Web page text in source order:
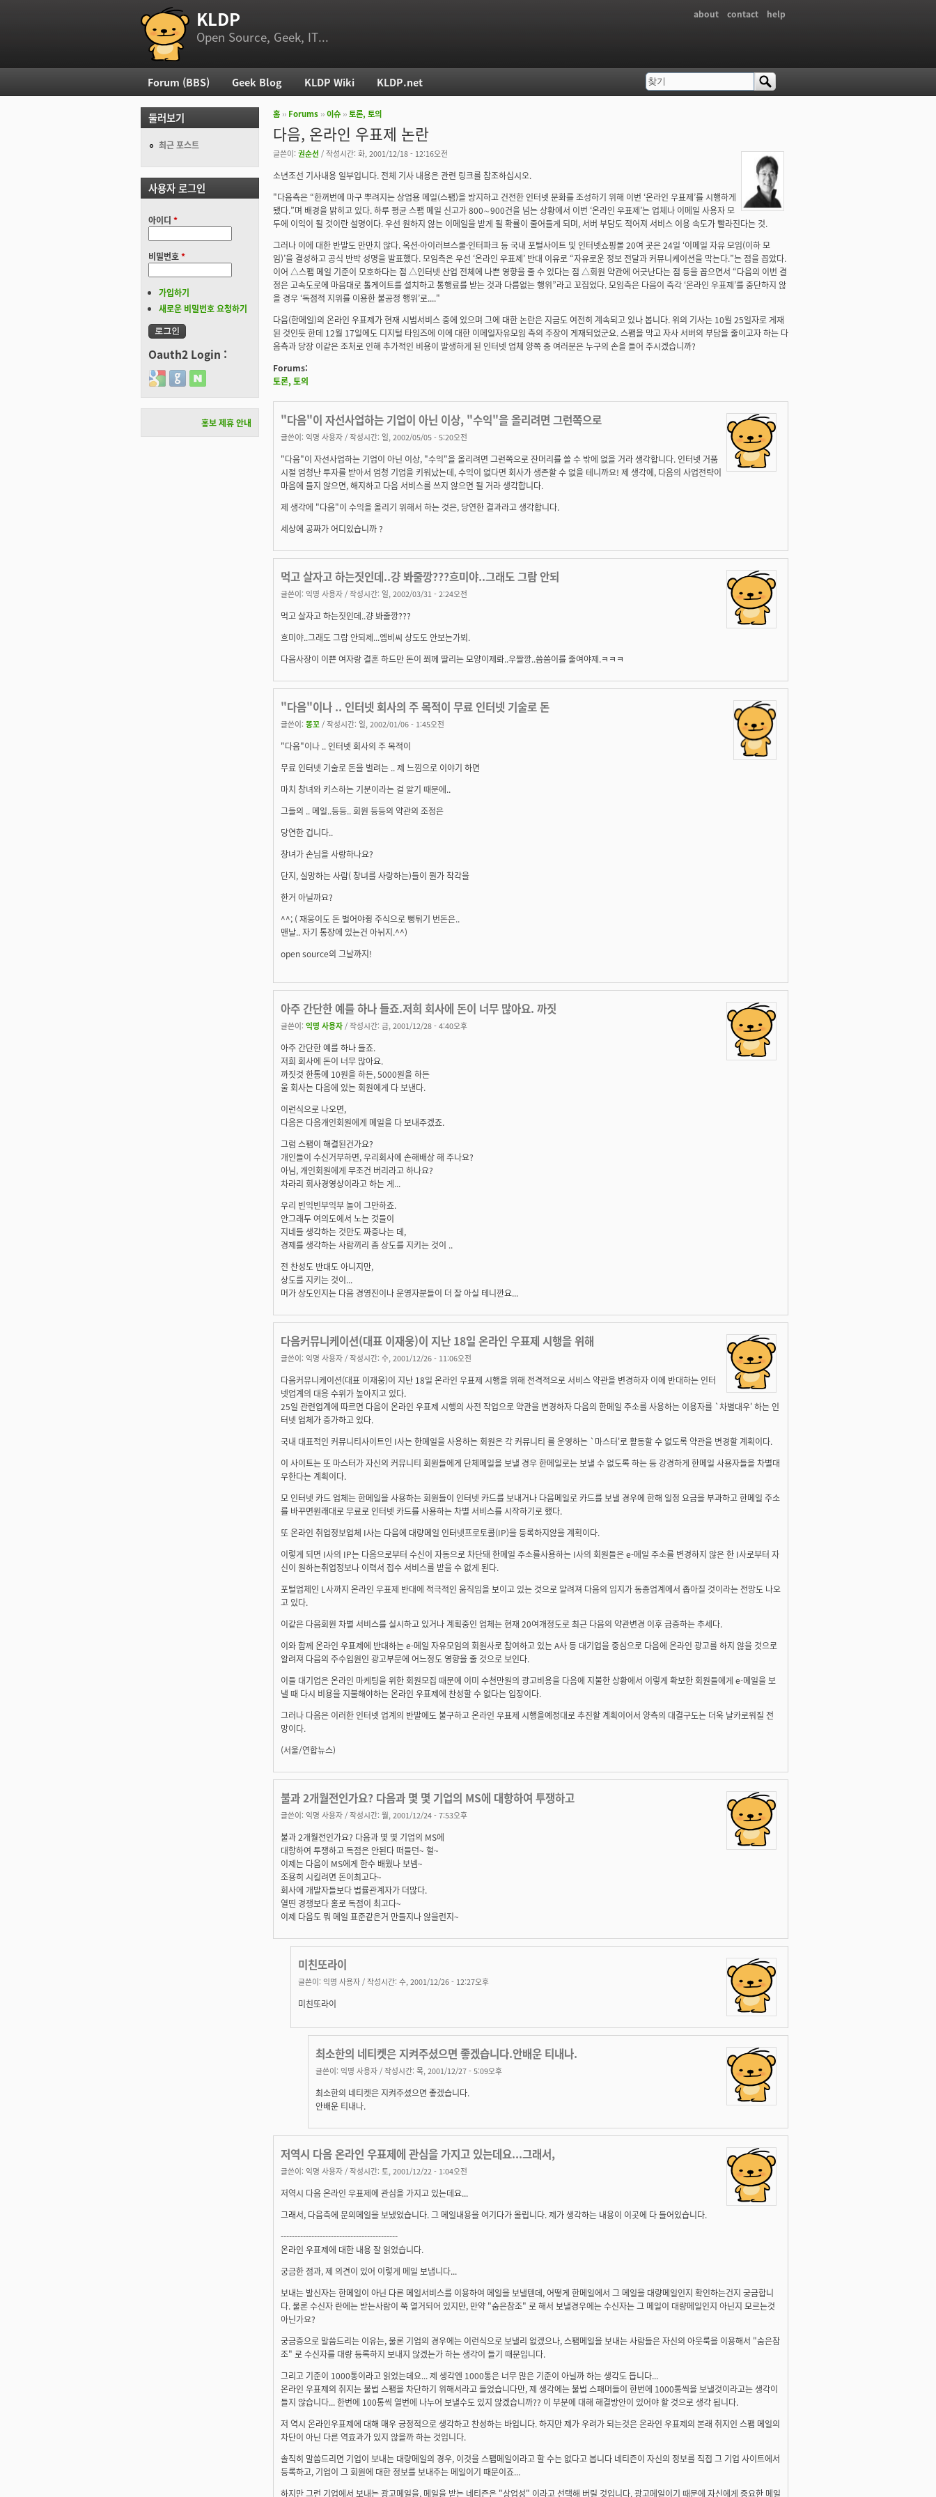
부 메뉴
about contact help
KLDP
Open Source, Geek, IT...
현재 위치
홈 ›› Forums ››이슈 ››토론, 토의
다음, 온라인 우표제 논란
글쓴이: 권순선 / 작성시간: 화, 2001/12/18 - 12:16오전
소년조선 기사내용 일부입니다. 전체 기사 내용은 관련 링크를 참조하십시오.
"다음측은 “한꺼번에 마구 뿌려지는 상업용 메일(스팸)을 방지하고 건전한 인터넷 문화를 조성하기 위해 이번 ‘온라인 우표제’를 시행하게
됐다.”며 배경을 밝히고 있다. 하루 평균 스팸 메일 신고가 800∼900건을 넘는 상황에서 이번 ‘온라인 우표제’는 업체나 이메일 사용자 모
두에 이익이 될 것이란 설명이다. 우선 원하지 않는 이메일을 받게 될 확률이 줄어들게 되며, 서버 부담도 적어져 서비스 이용 속도가 빨라진다는 것.
그러나 이에 대한 반발도 만만치 않다. 옥션·아이러브스쿨·인터파크 등 국내 포털사이트 및 인터넷쇼핑몰 20여 곳은 24일 ‘이메일 자유 모임(이하 모
임)’을 결성하고 공식 반박 성명을 발표했다. 모임측은 우선 ‘온라인 우표제’ 반대 이유로 “자유로운 정보 전달과 커뮤니케이션을 막는다.”는 점을 꼽았다.
이어 △스팸 메일 기준이 모호하다는 점 △인터넷 산업 전체에 나쁜 영향을 줄 수 있다는 점 △회원 약관에 어긋난다는 점 등을 꼽으면서 “다음의 이번 결
정은 고속도로에 마음대로 톨게이트를 설치하고 통행료를 받는 것과 다름없는 행위”라고 꼬집었다. 모임측은 다음이 즉각 ‘온라인 우표제’를 중단하지 않
을 경우 ‘독점적 지위를 이용한 불공정 행위’로...."
다음(한메일)의 온라인 우표제가 현재 시범서비스 중에 있으며 그에 대한 논란은 지금도 여전히 계속되고 있나 봅니다. 위의 기사는 10월 25일자로 게재
된 것인듯 한데 12월 17일에도 디지털 타임즈에 이에 대한 이메일자유모임 측의 주장이 게재되었군요. 스팸을 막고 자사 서버의 부담을 줄이고자 하는 다
음측과 당장 이같은 조처로 인해 추가적인 비용이 발생하게 된 인터넷 업체 양쪽 중 여러분은 누구의 손을 들어 주시겠습니까?
Forums:
토론, 토의
"다음"이 자선사업하는 기업이 아닌 이상, "수익"을 올리려면 그런쪽으로
글쓴이: 익명 사용자 / 작성시간: 일, 2002/05/05 - 5:20오전
"다음"이 자선사업하는 기업이 아닌 이상, "수익"을 올리려면 그런쪽으로 잔머리를 쓸 수 밖에 없을 거라 생각합니다. 인터넷 거품
시절 엄청난 투자를 받아서 엄청 기업을 키워났는데, 수익이 없다면 회사가 생존할 수 없을 테니까요! 제 생각에, 다음의 사업전략이
마음에 들지 않으면, 해지하고 다음 서비스를 쓰지 않으면 될 거라 생각합니다.
제 생각에 "다음"이 수익을 올리기 위해서 하는 것은, 당연한 결과라고 생각합니다.
세상에 공짜가 어디있습니까 ?
먹고 살자고 하는짓인데..걍 봐줄깡???흐미야..그래도 그람 안되
글쓴이: 익명 사용자 / 작성시간: 일, 2002/03/31 - 2:24오전
먹고 살자고 하는짓인데..걍 봐줄깡???
흐미야..그래도 그람 안되제...엠비씨 상도도 안보는가뵈.
다음사장이 이쁜 여자랑 결혼 하드만 돈이 쬐께 딸리는 모양이제롸..우짤깡..씀씀이를 줄여야제.ㅋㅋㅋ
"다음"이나 .. 인터넷 회사의 주 목적이 무료 인터넷 기술로 돈
글쓴이: 똥꼬 / 작성시간: 일, 2002/01/06 - 1:45오전
"다음"이나 .. 인터넷 회사의 주 목적이
무료 인터넷 기술로 돈을 벌려는 .. 제 느낌으로 이야기 하면
마치 창녀와 키스하는 기분이라는 걸 알기 때문에..
그들의 .. 메일..등등.. 회원 등등의 약관의 조정은
당연한 겁니다..
창녀가 손님을 사랑하나요?
단지, 실망하는 사람( 창녀를 사랑하는)들이 뭔가 착각을
한거 아닐까요?
^^; ( 재웅이도 돈 벌어야쥥 주식으로 뻥튀기 번돈은..
맨날.. 자기 통장에 있는건 아뉘지.^^)
open source의 그날까지!
아주 간단한 예를 하나 들죠.저희 회사에 돈이 너무 많아요. 까짓
글쓴이: 익명 사용자 / 작성시간: 금, 2001/12/28 - 4:40오후
아주 간단한 예를 하나 들죠.
저희 회사에 돈이 너무 많아요.
까짓것 한통에 10원을 하든, 5000원을 하든
울 회사는 다음에 있는 회원에게 다 보낸다.
이런식으로 나오면,
다음은 다음개인회원에게 메일을 다 보내주겠죠.
그럼 스팸이 해결된건가요?
개인들이 수신거부하면, 우리회사에 손해배상 해 주나요?
아님, 개인회원에게 무조건 버리라고 하나요?
차라리 회사경영상이라고 하는 게...
우리 빈익빈부익부 놀이 그만하죠.
안그래두 여의도에서 노는 것들이
지네들 생각하는 것만도 짜증나는 데,
경제를 생각하는 사람끼리 좀 상도를 지키는 것이 ..
전 찬성도 반대도 아니지만,
상도를 지키는 것이...
머가 상도인지는 다음 경영진이나 운영자분들이 더 잘 아실 테니깐요...
다음커뮤니케이션(대표 이재웅)이 지난 18일 온라인 우표제 시행을 위해
글쓴이: 익명 사용자 / 작성시간: 수, 2001/12/26 - 11:06오전
다음커뮤니케이션(대표 이재웅)이 지난 18일 온라인 우표제 시행을 위해 전격적으로 서비스 약관을 변경하자 이에 반대하는 인터
넷업계의 대응 수위가 높아지고 있다.
25일 관련업계에 따르면 다음이 온라인 우표제 시행의 사전 작업으로 약관을 변경하자 다음의 한메일 주소를 사용하는 이용자를 `차별대우' 하는 인
터넷 업체가 증가하고 있다.
국내 대표적인 커뮤니티사이트인 I사는 한메일을 사용하는 회원은 각 커뮤니티 를 운영하는 `마스터'로 활동할 수 없도록 약관을 변경할 계획이다.
이 사이트는 또 마스터가 자신의 커뮤니티 회원들에게 단체메일을 보낼 경우 한메일로는 보낼 수 없도록 하는 등 강경하게 한메일 사용자들을 차별대
우한다는 계획이다.
모 인터넷 카드 업체는 한메일을 사용하는 회원들이 인터넷 카드를 보내거나 다음메일로 카드를 보낼 경우에 한해 일정 요금을 부과하고 한메일 주소
를 바꾸면원래대로 무료로 인터넷 카드를 사용하는 차별 서비스를 시작하기로 했다.
또 온라인 취업정보업체 I사는 다음에 대량메일 인터넷프로토콜(IP)을 등록하지않을 계획이다.
이렇게 되면 I사의 IP는 다음으로부터 수신이 자동으로 차단돼 한메일 주소를사용하는 I사의 회원들은 e-메일 주소를 변경하지 않은 한 I사로부터 자
신이 원하는취업정보나 이력서 접수 서비스를 받을 수 없게 된다.
포털업체인 L사까지 온라인 우표제 반대에 적극적인 움직임을 보이고 있는 것으로 알려져 다음의 입지가 동종업계에서 좁아질 것이라는 전망도 나오
고 있다.
이같은 다음회원 차별 서비스를 실시하고 있거나 계획중인 업체는 현재 20여개정도로 최근 다음의 약관변경 이후 급증하는 추세다.
이와 함께 온라인 우표제에 반대하는 e-메일 자유모임의 회원사로 참여하고 있는 A사 등 대기업을 중심으로 다음에 온라인 광고를 하지 않을 것으로
알려져 다음의 주수입원인 광고부문에 어느정도 영향을 줄 것으로 보인다.
이들 대기업은 온라인 마케팅을 위한 회원모집 때문에 이미 수천만원의 광고비용을 다음에 지불한 상황에서 이렇게 확보한 회원들에게 e-메일을 보
낼 때 다시 비용을 지불해야하는 온라인 우표제에 찬성할 수 없다는 입장이다.
그러나 다음은 이러한 인터넷 업계의 반발에도 불구하고 온라인 우표제 시행을예정대로 추진할 계획이어서 양측의 대결구도는 더욱 날카로워질 전
망이다.
(서울/연합뉴스)
불과 2개월전인가요? 다음과 몇 몇 기업의 MS에 대항하여 투쟁하고
글쓴이: 익명 사용자 / 작성시간: 월, 2001/12/24 - 7:53오후
불과 2개월전인가요? 다음과 몇 몇 기업의 MS에
대항하여 투쟁하고 독점은 안된다 떠들던~ 헐~
이제는 다음이 MS에게 한수 배웠나 보넴~
조용히 시킬려면 돈이최고다~
회사에 개발자들보다 법률관계자가 더많다.
열띤 경쟁보다 홀로 독점이 최고다~
이제 다음도 뭐 메일 표준같은거 만들지나 않을런지~
미친또라이
글쓴이: 익명 사용자 / 작성시간: 수, 2001/12/26 - 12:27오후
미친또라이
최소한의 네티켓은 지켜주셨으면 좋겠습니다.안배운 티내나.
글쓴이: 익명 사용자 / 작성시간: 목, 2001/12/27 - 5:09오후
최소한의 네티켓은 지켜주셨으면 좋겠습니다.
안배운 티내나.
저역시 다음 온라인 우표제에 관심을 가지고 있는데요...그래서,
글쓴이: 익명 사용자 / 작성시간: 토, 2001/12/22 - 1:04오전
저역시 다음 온라인 우표제에 관심을 가지고 있는데요...
그래서, 다음측에 문의메일을 보냈었습니다. 그 메일내용을 여기다가 올립니다. 제가 생각하는 내용이 이곳에 다 들어있습니다.
------------------------------------------
온라인 우표제에 대한 내용 잘 읽었습니다.
궁금한 점과, 제 의견이 있어 이렇게 메일 보냅니다...
보내는 발신자는 한메일이 아닌 다른 메일서비스를 이용하여 메일을 보낼텐데, 어떻게 한메일에서 그 메일을 대량메일인지 확인하는건지 궁금합니
다. 물론 수신자 란에는 받는사람이 쭉 열거되어 있지만, 만약 "숨은참조" 로 해서 보낼경우에는 수신자는 그 메일이 대량메일인지 아닌지 모르는것
아닌가요?
궁금증으로 말씀드리는 이유는, 물론 기업의 경우에는 이런식으로 보낼리 없겠으나, 스팸메일을 보내는 사람들은 자신의 아웃룩을 이용해서 "숨은참
조" 로 수신자를 대량 등록하지 보내지 않겠는가 하는 생각이 들기 때문입니다.
그리고 기준이 1000통이라고 읽었는데요... 제 생각엔 1000통은 너무 많은 기준이 아닐까 하는 생각도 듭니다...
온라인 우표제의 취지는 불법 스팸을 차단하기 위해서라고 들었습니다만, 제 생각에는 불법 스패머들이 한번에 1000통씩을 보낼것이라고는 생각이
들지 않습니다... 한번에 100통씩 열번에 나누어 보낼수도 있지 않겠습니까?? 이 부분에 대해 해결방안이 있어야 할 것으로 생각 됩니다.
저 역시 온라인우표제에 대해 매우 긍정적으로 생각하고 찬성하는 바입니다. 하지만 제가 우려가 되는것은 온라인 우표제의 본래 취지인 스팸 메일의
차단이 아닌 다른 역효과가 있지 않을까 하는 것입니다.
솔직히 말씀드리면 기업이 보내는 대량메일의 경우, 이것을 스팸메일이라고 할 수는 없다고 봅니다 네티즌이 자신의 정보를 직접 그 기업 사이트에서
등록하고, 기업이 그 회원에 대한 정보를 보내주는 메일이기 때문이죠...
하지만 그런 기업에서 보내는 광고메일을, 메일을 받는 네티즌은 "상업성" 이라고 선택해 버릴 것입니다. 광고메일이기 때문에 자신에게 중요한 메일
주 메뉴
Forum (BBS) Geek Blog KLDP Wiki KLDP.net 검색 폼
찾기
둘러보기
최근 포스트
사용자 로그인
아이디 *
비밀번호*
가입하기
새로운 비밀번호 요청하기
Oauth2 Login :
Login with Google
Login with GitHub
Login with Naver
홍보 제휴 안내